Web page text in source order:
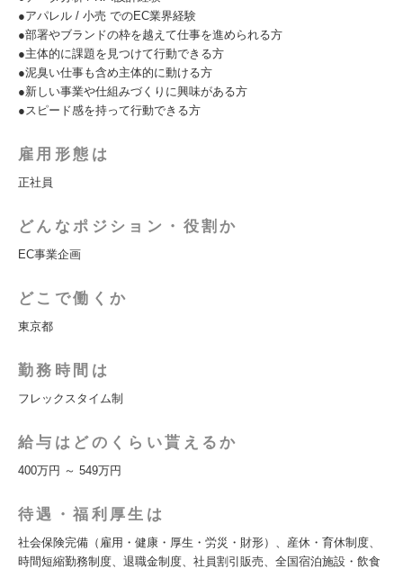
●アパレル / 小売 でのEC業界経験
●部署やブランドの枠を越えて仕事を進められる方
●主体的に課題を見つけて行動できる方
●泥臭い仕事も含め主体的に動ける方
●新しい事業や仕組みづくりに興味がある方
●スピード感を持って行動できる方
雇用形態は
正社員
どんなポジション・役割か
EC事業企画
どこで働くか
東京都
勤務時間は
フレックスタイム制
給与はどのくらい貰えるか
400万円 ～ 549万円
待遇・福利厚生は
社会保険完備（雇用・健康・厚生・労災・財形）、産休・育休制度、
時間短縮勤務制度、退職金制度、社員割引販売、全国宿泊施設・飲食